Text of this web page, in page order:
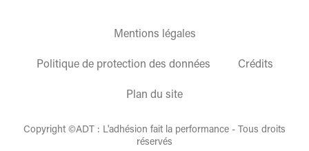
ACCESSOIRES/MATÉRIELS DE SÉRIGRAPHIE
Mentions légales
Politique de protection des données Crédits
Plan du site
Copyright ©ADT : L'adhésion fait la performance - Tous droits
réservés